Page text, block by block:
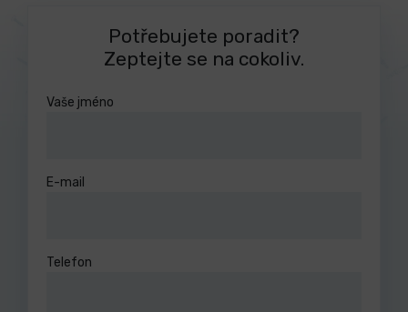
Potřebujete poradit?
Zeptejte se na cokoliv.
Vaše jméno
E-mail
Telefon